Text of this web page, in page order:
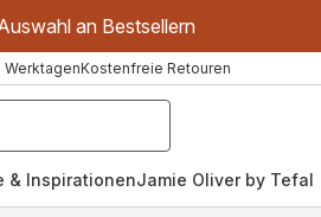
an Bestsellern
WerktagenKostenfreie Retouren
& InspirationenJamie Oliver by Tefal